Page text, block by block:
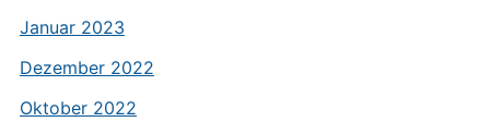
Januar 2023
Dezember 2022
Oktober 2022